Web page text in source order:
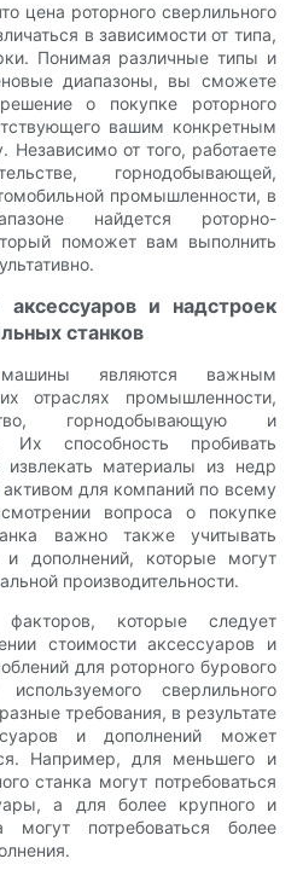
цена роторного сверлильного
в зависимости от типа,
Понимая различные типы и
диапазоны, вы сможете
о покупке роторного
вашим конкретным
от того, работаете
горнодобывающей,
промышленности, в
найдется роторно-
поможет вам выполнить
и надстроек
станков
являются важным
отраслях промышленности,
горнодобывающую и
Их способность пробивать
материалы из недр
для компаний по всему
вопроса о покупке
важно также учитывать
и дополнений, которые могут
производительности.
которые следует
стоимости аксессуаров и
для роторного бурового
сверлильного
требования, в результате
и дополнений может
Например, для меньшего и
станка могут потребоваться
а для более крупного и
потребоваться более